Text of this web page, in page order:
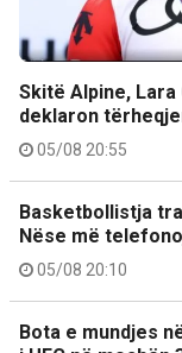
Skitë Alpine,
deklaron
05/08 20:55
Basketbollistja
Nëse më
05/08 20:10
Bota e mundjes